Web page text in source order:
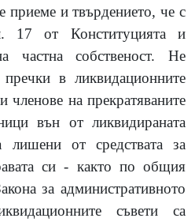
приеме и твърдението, че с
17 от Конституцията и
частна собственост. Не
пречки в ликвидационните
членове на прекратяваните
вън от ликвидираната
лишени от средствата за
си - както по общия
за административното
съвети са